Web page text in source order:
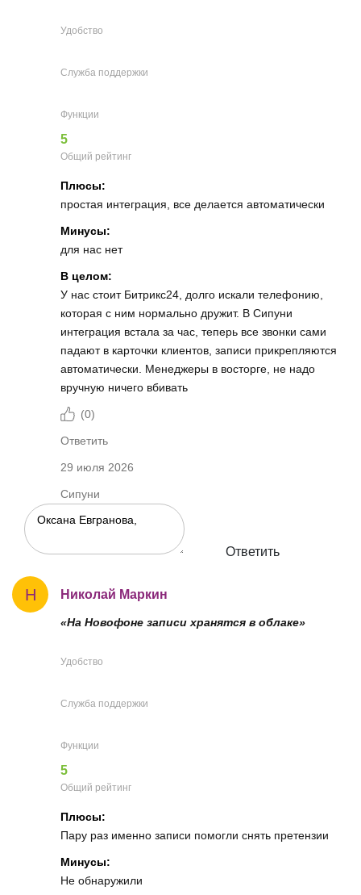
Удобство
Служба поддержки
Функции
5
Общий рейтинг
Плюсы:
простая интеграция, все делается автоматически
Минусы:
для нас нет
В целом:
У нас стоит Битрикс24, долго искали телефонию,
которая с ним нормально дружит. В Сипуни
интеграция встала за час, теперь все звонки сами
падают в карточки клиентов, записи прикрепляются
автоматически. Менеджеры в восторге, не надо
вручную ничего вбивать
(0)
Ответить
29 июля 2026
Сипуни
Ответить
Н Николай Маркин
«На Новофоне записи хранятся в облаке»
Удобство
Служба поддержки
Функции
5
Общий рейтинг
Плюсы:
Пару раз именно записи помогли снять претензии
Минусы:
Не обнаружили